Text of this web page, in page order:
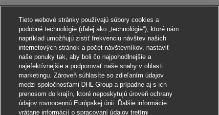
Tieto webové stránky používajú súbory cookies a
podobné technológie (ďalej ako „technológie“), ktoré nám
napríklad umožňujú zistiť frekvenciu návštev našich
internetových stránok a počet návštevníkov, nastaviť
naše ponuky tak, aby boli čo najpohodlnejšie a
najefektívnejšie a podporovať naše snahy v oblasti
marketingu. Zároveň súhlasíte so zdieľaním údajov
medzi spoločnosťami DHL Group a prípadne aj s ich
prenosom do krajín, ktoré neposkytujú úroveň ochrany
údajov rovnocennú Európskej únii. Ďalšie informácie
vrátane informácií o spracovaní údajov tretími